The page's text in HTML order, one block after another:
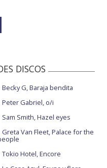
DISCOS
Becky G, Baraja bendita
Peter Gabriel, o/i
Sam Smith, Hazel eyes
Greta Van Fleet, Palace for the
Tokio Hotel, Encore